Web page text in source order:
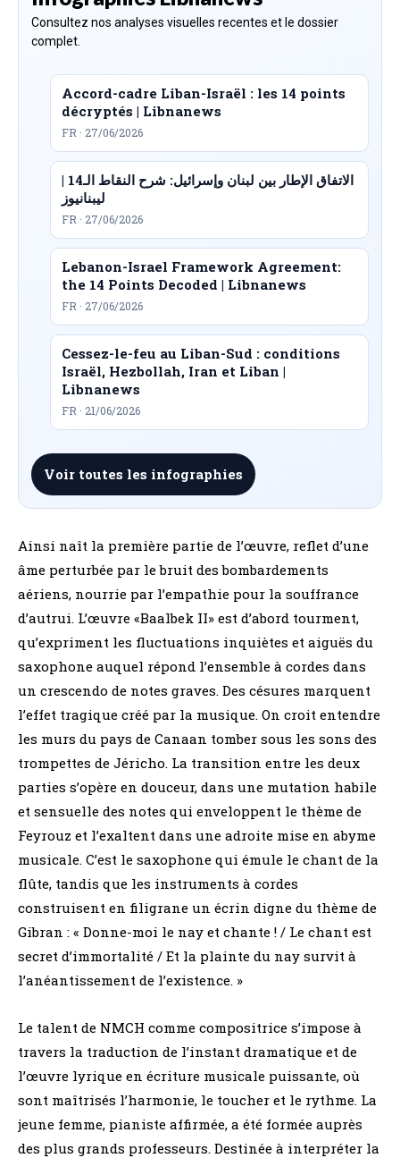
Consultez nos analyses visuelles recentes et le dossier
complet.
Accord-cadre Liban-Israël : les 14 points
décryptés | Libnanews
FR · 27/06/2026
الاتفاق الإطار بين لبنان وإسرائيل: شرح النقاط الـ14 |
ليبنانيوز
FR · 27/06/2026
Lebanon-Israel Framework Agreement:
the 14 Points Decoded | Libnanews
FR · 27/06/2026
Cessez-le-feu au Liban-Sud : conditions
Israël, Hezbollah, Iran et Liban |
Libnanews
FR · 21/06/2026
Voir toutes les infographies
Ainsi naît la première partie de l’œuvre, reflet d’une
âme perturbée par le bruit des bombardements
aériens, nourrie par l’empathie pour la souffrance
d’autrui. L’œuvre «Baalbek II» est d’abord tourment,
qu’expriment les fluctuations inquiètes et aiguës du
saxophone auquel répond l’ensemble à cordes dans
un crescendo de notes graves. Des césures marquent
l’effet tragique créé par la musique. On croit entendre
les murs du pays de Canaan tomber sous les sons des
trompettes de Jéricho. La transition entre les deux
parties s’opère en douceur, dans une mutation habile
et sensuelle des notes qui enveloppent le thème de
Feyrouz et l’exaltent dans une adroite mise en abyme
musicale. C’est le saxophone qui émule le chant de la
flûte, tandis que les instruments à cordes
construisent en filigrane un écrin digne du thème de
Gibran : « Donne-moi le nay et chante ! / Le chant est
secret d’immortalité / Et la plainte du nay survit à
l’anéantissement de l’existence. »
Le talent de NMCH comme compositrice s’impose à
travers la traduction de l’instant dramatique et de
l’œuvre lyrique en écriture musicale puissante, où
sont maîtrisés l’harmonie, le toucher et le rythme. La
jeune femme, pianiste affirmée, a été formée auprès
des plus grands professeurs. Destinée à interpréter la